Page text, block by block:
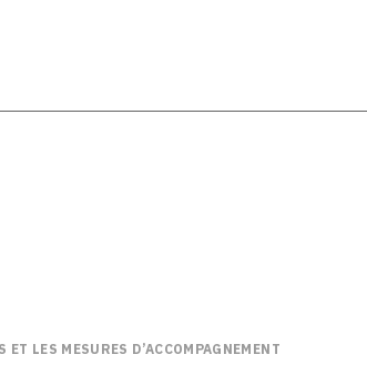
LES MESURES D’ACCOMPAGNEMENT